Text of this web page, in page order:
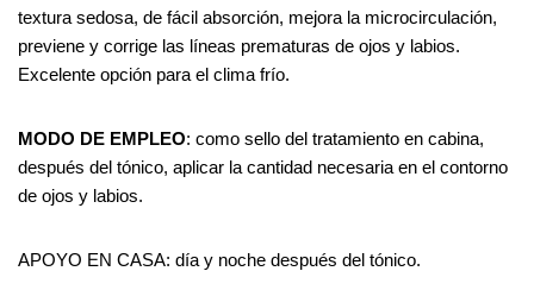
textura sedosa, de fácil absorción, mejora la microcirculación,
previene y corrige las líneas prematuras de ojos y labios.
Excelente opción para el clima frío.
MODO DE EMPLEO: como sello del tratamiento en cabina,
después del tónico, aplicar la cantidad necesaria en el contorno
de ojos y labios.
APOYO EN CASA: día y noche después del tónico.